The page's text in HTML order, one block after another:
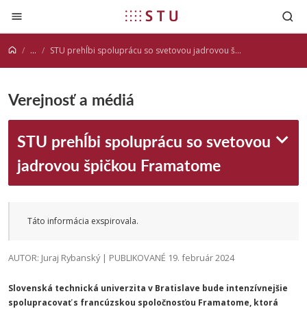
Prejsť na obsah
... STU prehĺbi spoluprácu so svetovou jadrovou špičkou Framatome
Verejnosť a médiá
STU prehĺbi spoluprácu so svetovou
jadrovou špičkou Framatome
Táto informácia exspirovala.
AUTOR: Juraj Rybanský | PUBLIKOVANÉ 19. február 2024
Slovenská technická univerzita v Bratislave bude intenzívnejšie
spolupracovať s francúzskou spoločnosťou Framatome, ktorá